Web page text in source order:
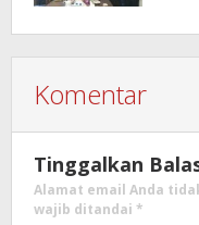
Komentar
Tinggalkan
Alamat email Anda
wajib ditandai *